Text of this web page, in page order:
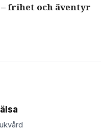
frihet och äventyr